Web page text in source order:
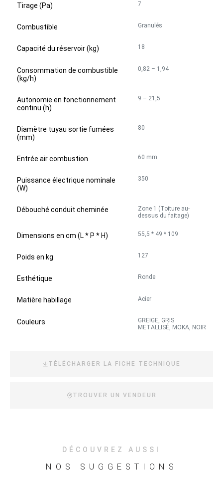
Tirage (Pa) 7
Combustible Granulés
Capacité du réservoir (kg) 18
Consommation de combustible
(kg/h)
0,82 – 1,94
Autonomie en fonctionnement
continu (h)
9 – 21,5
Diamètre tuyau sortie fumées
(mm)
80
Entrée air combustion 60 mm
Puissance électrique nominale
(W)
350
Débouché conduit cheminée
Zone 1 (Toiture au-
dessus du faitage)
Dimensions en cm (L * P * H) 55,5 * 49 * 109
Poids en kg 127
Esthétique Ronde
Matière habillage Acier
Couleurs
GREIGE, GRIS
METALLISÉ, MOKA, NOIR
TÉLÉCHARGER LA FICHE TECHNIQUE
TROUVER UN VENDEUR
DÉCOUVREZ AUSSI
NOS SUGGESTIONS